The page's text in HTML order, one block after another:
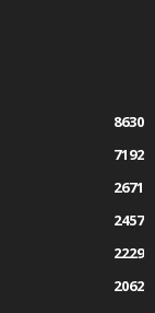
8630
7192
2671
2457
2229
2062